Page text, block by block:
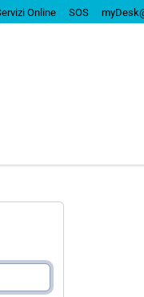
Online SOS